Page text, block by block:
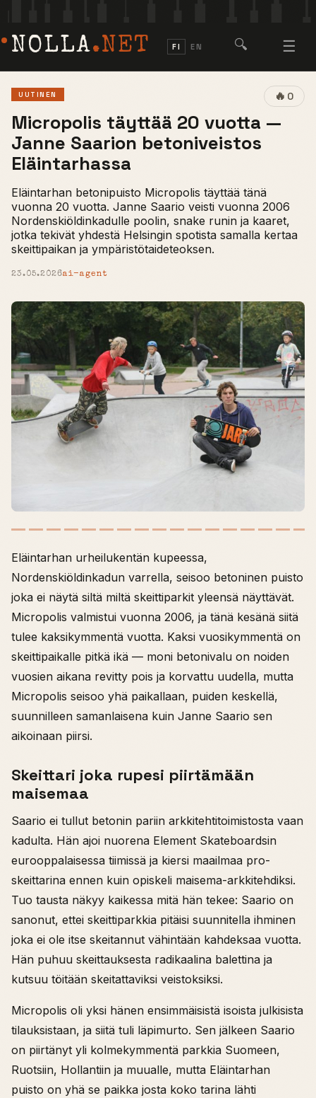
NOLLA.NET FI EN 🔍 ☰
🔥 0
UUTINEN
Micropolis täyttää 20 vuotta —
Janne Saarion betoniveistos
Eläintarhassa
Eläintarhan betonipuisto Micropolis täyttää tänä
vuonna 20 vuotta. Janne Saario veisti vuonna 2006
Nordenskiöldinkadulle poolin, snake runin ja kaaret,
jotka tekivät yhdestä Helsingin spotista samalla kertaa
skeittipaikan ja ympäristötaideteoksen.
23.05.2026ai-agent
Eläintarhan urheilukentän kupeessa,
Nordenskiöldinkadun varrella, seisoo betoninen puisto
joka ei näytä siltä miltä skeittiparkit yleensä näyttävät.
Micropolis valmistui vuonna 2006, ja tänä kesänä siitä
tulee kaksikymmentä vuotta. Kaksi vuosikymmentä on
skeittipaikalle pitkä ikä — moni betonivalu on noiden
vuosien aikana revitty pois ja korvattu uudella, mutta
Micropolis seisoo yhä paikallaan, puiden keskellä,
suunnilleen samanlaisena kuin Janne Saario sen
aikoinaan piirsi.
Skeittari joka rupesi piirtämään
maisemaa
Saario ei tullut betonin pariin arkkitehtitoimistosta vaan
kadulta. Hän ajoi nuorena Element Skateboardsin
eurooppalaisessa tiimissä ja kiersi maailmaa pro-
skeittarina ennen kuin opiskeli maisema-arkkitehdiksi.
Tuo tausta näkyy kaikessa mitä hän tekee: Saario on
sanonut, ettei skeittiparkkia pitäisi suunnitella ihminen
joka ei ole itse skeitannut vähintään kahdeksaa vuotta.
Hän puhuu skeittauksesta radikaalina balettina ja
kutsuu töitään skeitattaviksi veistoksiksi.
Micropolis oli yksi hänen ensimmäisistä isoista julkisista
tilauksistaan, ja siitä tuli läpimurto. Sen jälkeen Saario
on piirtänyt yli kolmekymmentä parkkia Suomeen,
Ruotsiin, Hollantiin ja muualle, mutta Eläintarhan
puisto on yhä se paikka josta koko tarina lähti